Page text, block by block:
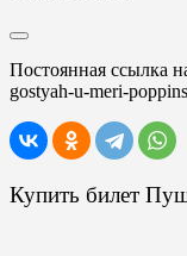
Постоянная ссылка
gostyah-u-meri-
Купить билет